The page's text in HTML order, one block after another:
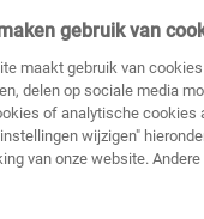
vloeren met een
strakke look.
gebruik van
maakt gebruik van
delen op sociale media
of analytische cookies
wijzigen"
van onze website.